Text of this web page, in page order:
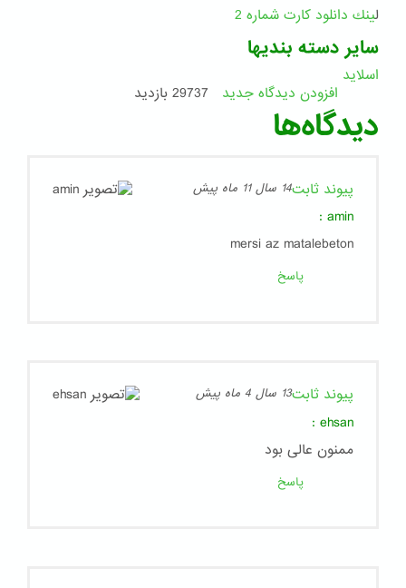
لينك دانلود كارت شماره 2
سایر دسته بندیها
اسلاید
افزودن دیدگاه جدید
29737 بازدید
دیدگاه‌ها
پیوند ثابت14 سال 11 ماه پیش
amin
:
mersi az matalebeton
پاسخ
پیوند ثابت13 سال 4 ماه پیش
ehsan
:
ممنون عالی بود
پاسخ